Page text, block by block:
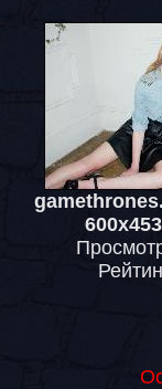
600x453